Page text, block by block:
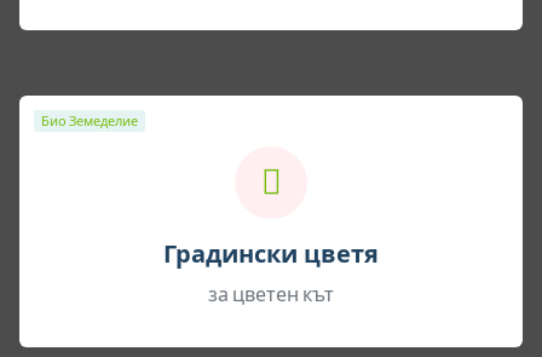
Био Земеделие
Градински цветя
за цветен кът